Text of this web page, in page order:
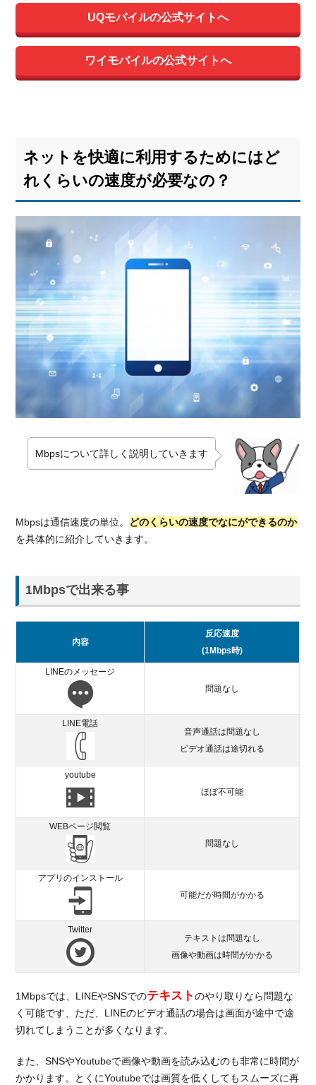
UQモバイルの公式サイトへ
ワイモバイルの公式サイトへ
ネットを快適に利用するためにはど
れくらいの速度が必要なの？
Mbpsについて詳しく説明していきます
Mbpsは通信速度の単位。
どのくらいの速度でなにができるのか
を具体的に紹介していきます。
1Mbpsで出来る事
内容
反応速度
(1Mbps時)
LINEのメッセージ
問題なし
LINE電話
音声通話は問題なし
ビデオ通話は途切れる
youtube
ほぼ不可能
WEBページ閲覧
問題なし
アプリのインストール
可能だが時間がかかる
Twitter
テキストは問題なし
画像や動画は時間がかかる
1Mbpsでは、LINEやSNSでのテキストのやり取りなら問題な
く可能です、ただ、LINEのビデオ通話の場合は画面が途中で途
切れてしまうことが多くなります。
また、SNSやYoutubeで画像や動画を読み込むのも非常に時間が
かかります。とくにYoutubeでは画質を低くしてもスムーズに再